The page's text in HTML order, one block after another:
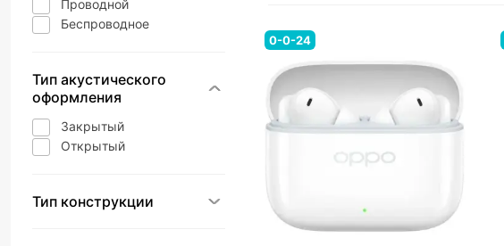
Проводной
Беспроводное
Тип акустического
оформления
Закрытый
Открытый
Тип конструкции
0-0-24